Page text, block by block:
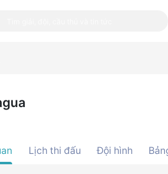
Lịch thi đấu Đội hình